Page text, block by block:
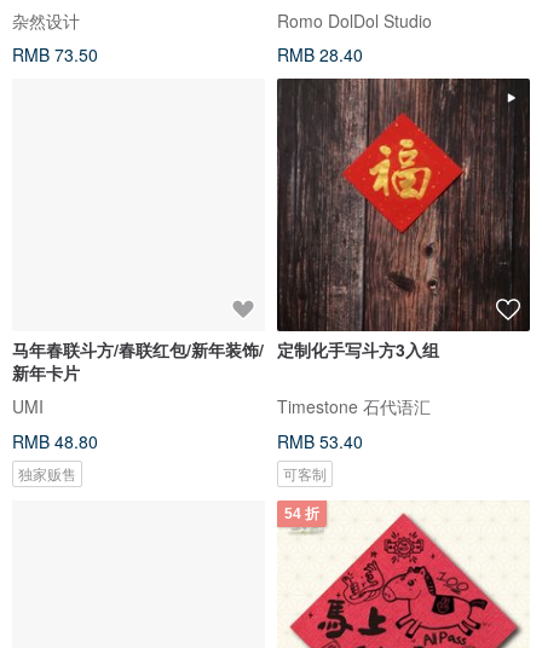
杂然设计
RMB 73.50
Romo DolDol Studio
RMB 28.40
马年春联斗方/春联红包/新年装饰/
新年卡片
UMI
RMB 48.80
独家贩售
定制化手写斗方3入组
Timestone 石代语汇
RMB 53.40
可客制
54 折